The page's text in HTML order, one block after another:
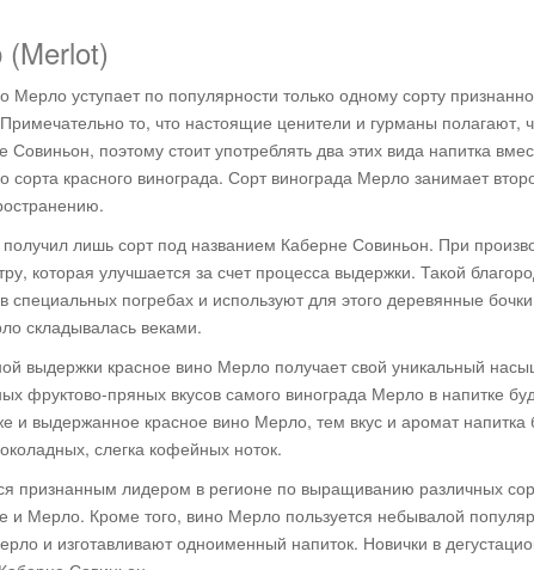
Мерло уступает по популярности только одному сорту
то, что настоящие ценители и гурманы полагают,
поэтому стоит употреблять два этих вида напитка
красного винограда. Сорт винограда Мерло занимает
лишь сорт под названием Каберне Совиньон. При
которая улучшается за счет процесса выдержки. Такой
погребах и используют для этого деревянные
складывалась веками.
выдержки красное вино Мерло получает свой уникальный
фруктово-пряных вкусов самого винограда Мерло в напитке
и выдержанное красное вино Мерло, тем вкус и аромат напитка
слегка кофейных ноток.
признанным лидером в регионе по выращиванию различных
и Мерло. Кроме того, вино Мерло пользуется небывалой
и изготавливают одноименный напиток. Новички в